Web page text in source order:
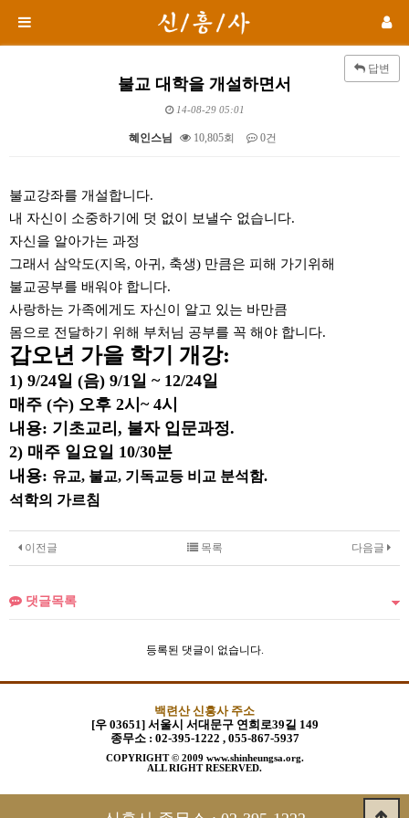
답변
불교 대학을 개설하면서
14-08-29 05:01
혜인스님 10,805회 0건
불교강좌를 개설합니다.
내 자신이 소중하기에 덧 없이 보낼수 없습니다.
자신을 알아가는 과정
그래서 삼악도(지옥, 아귀, 축생) 만큼은 피해 가기위해
불교공부를 배워야 합니다.
사랑하는 가족에게도 자신이 알고 있는 바만큼
몸으로 전달하기 위해 부처님 공부를 꼭 해야 합니다.
갑오년 가을 학기 개강:
1) 9/24일 (음) 9/1일 ~ 12/24일
매주 (수) 오후 2시~ 4시
내용: 기초교리, 불자 입문과정.
2) 매주 일요일 10/30분
내용: 유교, 불교, 기독교등 비교 분석함.
석학의 가르침
이전글 다음글
목록
댓글목록
등록된 댓글이 없습니다.
백련산 신흥사 주소
[우 03651] 서울시 서대문구 연희로39길 149
종무소 : 02-395-1222 , 055-867-5937
COPYRIGHT © 2009 www.shinheungsa.org.
ALL RIGHT RESERVED.